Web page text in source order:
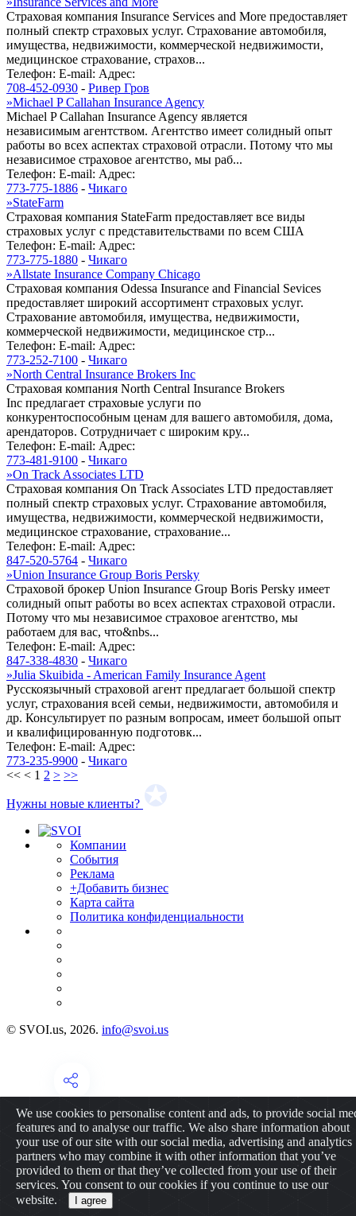
Страховая компания Insurance Services and More предоставляет
полный спектр страховых услуг. Страхование автомобиля,
имущества, недвижимости, коммерческой недвижимости,
медицинское страхование, страхов...
Телефон: E-mail: Адрес:
708-452-0930 - Ривер Гров
»Michael P Callahan Insurance Agency
Michael P Callahan Insurance Agency является
независимым агентством. Агентство имеет солидный опыт
работы во всех аспектах страховой отрасли. Потому что мы
независимое страховое агентство, мы раб...
Телефон: E-mail: Адрес:
773-775-1886 - Чикаго
»StateFarm
Страховая компания StateFarm предоставляет все виды
страховых услуг с представительствами по всем США
Телефон: E-mail: Адрес:
773-775-1880 - Чикаго
»Allstate Insurance Company Chicago
Страховая компания Odessa Insurance and Financial Sevices
предоставляет широкий ассортимент страховых услуг.
Страхование автомобиля, имущества, недвижимости,
коммерческой недвижимости, медицинское стр...
Телефон: E-mail: Адрес:
773-252-7100 - Чикаго
»North Central Insurance Brokers Inc
Страховая компания North Central Insurance Brokers
Inc предлагает страховые услуги по
конкурентоспособным ценам для вашего автомобиля, дома,
арендаторов. Сотрудничает с широким кру...
Телефон: E-mail: Адрес:
773-481-9100 - Чикаго
»On Track Associates LTD
Страховая компания On Track Associates LTD предоставляет
полный спектр страховых услуг. Страхование автомобиля,
имущества, недвижимости, коммерческой недвижимости,
медицинское страхование, страхование...
Телефон: E-mail: Адрес:
847-520-5764 - Чикаго
»Union Insurance Group Boris Persky
Страховой брокер Union Insurance Group Boris Persky имеет
солидный опыт работы во всех аспектах страховой отрасли.
Потому что мы независимое страховое агентство, мы
работаем для вас, что&nbs...
Телефон: E-mail: Адрес:
847-338-4830 - Чикаго
»Julia Skuibida - American Family Insurance Agent
Русскоязычный страховой агент предлагает большой спектр
услуг, страхования всей семьи, недвижимости, автомобиля и
др. Консультирует по разным вопросам, имеет большой опыт
и квалифицированную подготовк...
Телефон: E-mail: Адрес:
773-235-9900 - Чикаго
<< < 1 2 > >>
Нужны новые клиенты?
Компании
События
Реклама
+Добавить бизнес
Карта сайта
Политика конфиденциальности
© SVOI.us, 2026. info@svoi.us
We use cookies to personalise content and ads, to provide social
features and to analyse our traffic. We also share information about
your use of our site with our social media, advertising and analytics
partners who may combine it with other information that you’ve
provided to them or that they’ve collected from your use of their
services. You consent to our cookies if you continue to use our
website.
I agree